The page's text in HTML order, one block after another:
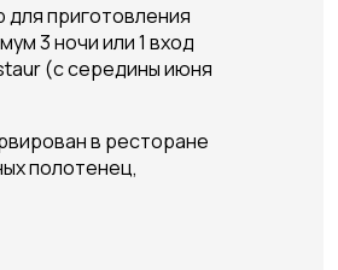
для приготовления
3 ночи или 1 вход
(с середины июня
в ресторане
полотенец,